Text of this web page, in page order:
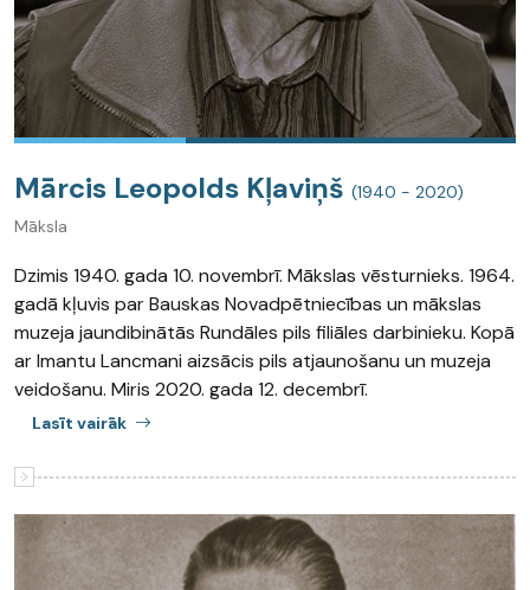
Mārcis Leopolds Kļaviņš (1940 - 2020)
Māksla
Dzimis 1940. gada 10. novembrī. Mākslas vēsturnieks. 1964.
gadā kļuvis par Bauskas Novadpētniecības un mākslas
muzeja jaundibinātās Rundāles pils filiāles darbinieku. Kopā
ar Imantu Lancmani aizsācis pils atjaunošanu un muzeja
veidošanu. Miris 2020. gada 12. decembrī.
Lasīt vairāk